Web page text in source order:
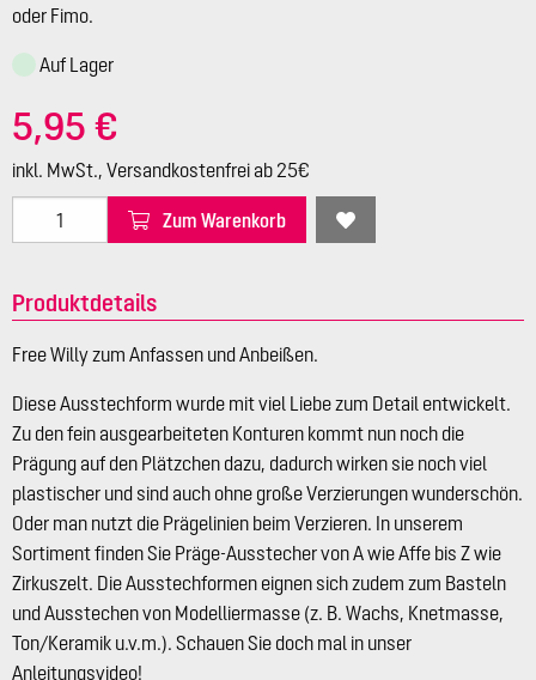
oder Fimo.
Auf Lager
5,95 €
inkl. MwSt., Versandkostenfrei ab 25€
Zum Warenkorb
Produktdetails
Free Willy zum Anfassen und Anbeißen.
Diese Ausstechform wurde mit viel Liebe zum Detail entwickelt.
Zu den fein ausgearbeiteten Konturen kommt nun noch die
Prägung auf den Plätzchen dazu, dadurch wirken sie noch viel
plastischer und sind auch ohne große Verzierungen wunderschön.
Oder man nutzt die Prägelinien beim Verzieren. In unserem
Sortiment finden Sie Präge-Ausstecher von A wie Affe bis Z wie
Zirkuszelt. Die Ausstechformen eignen sich zudem zum Basteln
und Ausstechen von Modelliermasse (z. B. Wachs, Knetmasse,
Ton/Keramik u.v.m.). Schauen Sie doch mal in unser
Anleitungsvideo!